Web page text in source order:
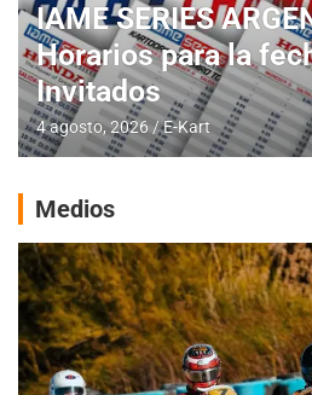
IAME SERIES
Horarios para la
Invitados
4 agosto, 2026 E-Kart
Medios